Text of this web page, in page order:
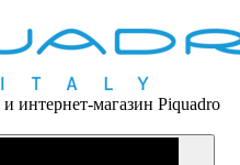
интернет-магазин Piquadro